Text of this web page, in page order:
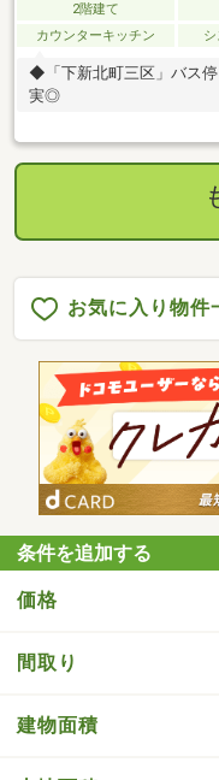
2階建て
カウンターキッチン
◆「下新北町三区」バス
実◎
お気に入り物件
条件を追加する
価格
間取り
建物面積